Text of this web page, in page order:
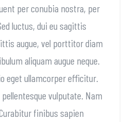
per conubia nostra, per
luctus, dui eu sagittis
augue, vel porttitor diam
aliquam augue neque.
eget ullamcorper efficitur.
vulputate. Nam
finibus sapien